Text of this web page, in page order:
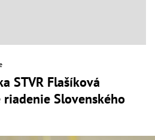
STVR Flašíková
Slovenského